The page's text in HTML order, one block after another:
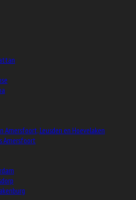
Amersfoort, Leusden en Hoevelaken
Amersfoort